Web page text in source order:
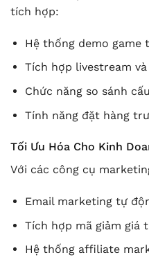
tích hợp:
Hệ thống demo game
Tích hợp livestream
Chức năng so sánh
Tính năng đặt hàng
Tối Ưu Hóa Cho Kinh
Với các công cụ
Email marketing tự
Tích hợp mã giảm giá
Hệ thống affiliate